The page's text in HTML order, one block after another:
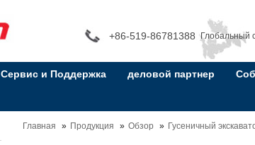
+86-519-86781388 Глобальный
Сервис и Поддержка деловой партнер
Главная Продукция Обзор Гусеничный